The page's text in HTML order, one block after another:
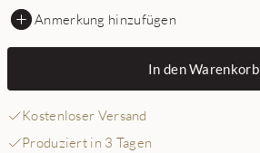
Anmerkung hinzufügen
In den Warenkorb
Kostenloser Versand
Produziert in 3 Tagen